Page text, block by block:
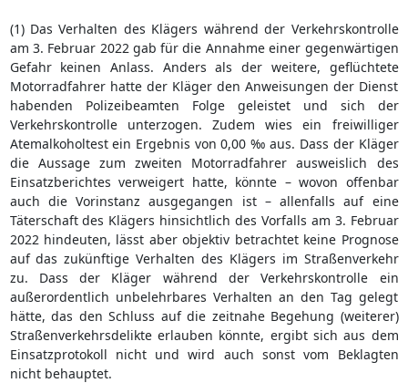
(1) Das Verhalten des Klägers während der Verkehrskontrolle
am 3. Februar 2022 gab für die Annahme einer gegenwärtigen
Gefahr keinen Anlass. Anders als der weitere, geflüchtete
Motorradfahrer hatte der Kläger den Anweisungen der Dienst
habenden Polizeibeamten Folge geleistet und sich der
Verkehrskontrolle unterzogen. Zudem wies ein freiwilliger
Atemalkoholtest ein Ergebnis von 0,00 ‰ aus. Dass der Kläger
die Aussage zum zweiten Motorradfahrer ausweislich des
Einsatzberichtes verweigert hatte, könnte – wovon offenbar
auch die Vorinstanz ausgegangen ist – allenfalls auf eine
Täterschaft des Klägers hinsichtlich des Vorfalls am 3. Februar
2022 hindeuten, lässt aber objektiv betrachtet keine Prognose
auf das zukünftige Verhalten des Klägers im Straßenverkehr
zu. Dass der Kläger während der Verkehrskontrolle ein
außerordentlich unbelehrbares Verhalten an den Tag gelegt
hätte, das den Schluss auf die zeitnahe Begehung (weiterer)
Straßenverkehrsdelikte erlauben könnte, ergibt sich aus dem
Einsatzprotokoll nicht und wird auch sonst vom Beklagten
nicht behauptet.